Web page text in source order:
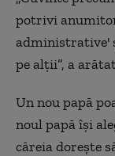
potrivi
administrative'
pe alţii”, a
Un nou papă
noul papă îşi
căreia doreşte